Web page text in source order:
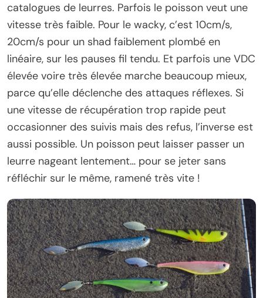
catalogues de leurres. Parfois le poisson veut une
vitesse très faible. Pour le wacky, c’est 10cm/s,
20cm/s pour un shad faiblement plombé en
linéaire, sur les pauses fil tendu. Et parfois une VDC
élevée voire très élevée marche beaucoup mieux,
parce qu’elle déclenche des attaques réflexes. Si
une vitesse de récupération trop rapide peut
occasionner des suivis mais des refus, l’inverse est
aussi possible. Un poisson peut laisser passer un
leurre nageant lentement… pour se jeter sans
réfléchir sur le même, ramené très vite !